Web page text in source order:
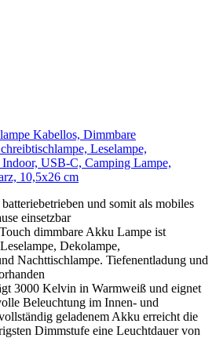
Kabellos, Dimmbare
Leselampe,
USB-C, Camping Lampe,
10,5x26 cm
und somit als mobiles
einsetzbar
dimmbare Akku Lampe ist
Dekolampe,
Nachttischlampe. Tiefenentladung und
3000 Kelvin in Warmweiß und eignet
Beleuchtung im Innen- und
geladenem Akku erreicht die
Dimmstufe eine Leuchtdauer von